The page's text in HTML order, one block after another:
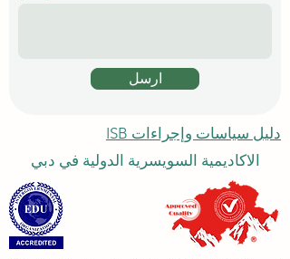
ارسل
دليل سياسات وإجراءات ISB
الاكاديمية السويسرية الدولية في دبي